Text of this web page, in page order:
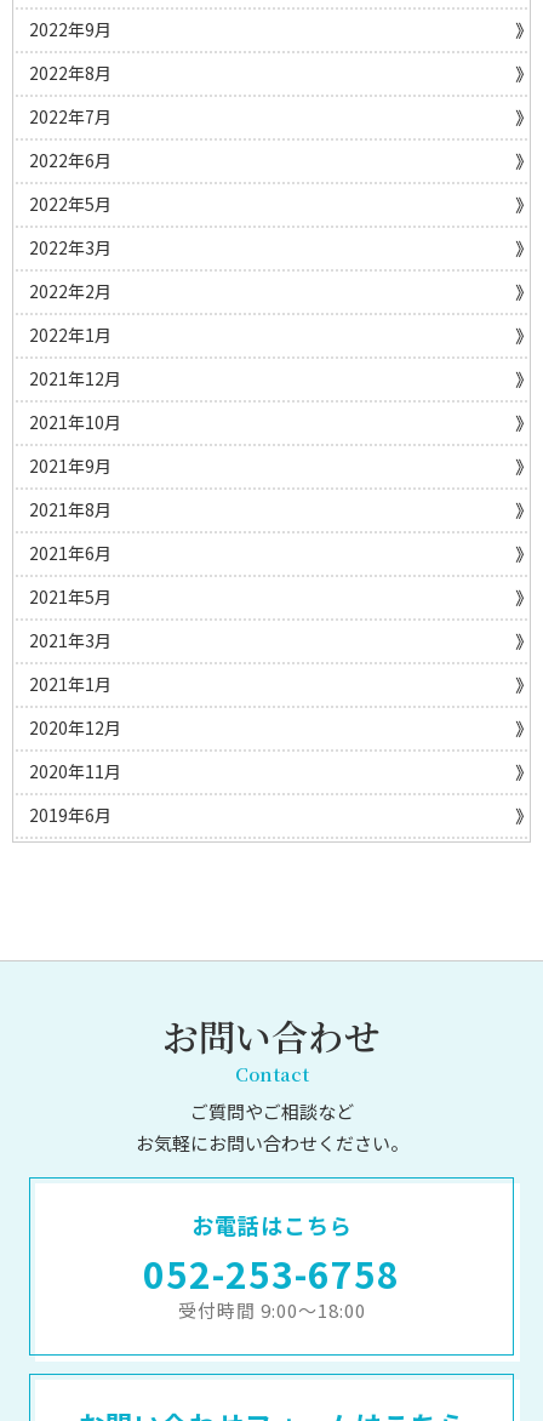
2022年9月
2022年8月
2022年7月
2022年6月
2022年5月
2022年3月
2022年2月
2022年1月
2021年12月
2021年10月
2021年9月
2021年8月
2021年6月
2021年5月
2021年3月
2021年1月
2020年12月
2020年11月
2019年6月
お問い合わせ
Contact
ご質問やご相談など
お気軽にお問い合わせください。
お電話はこちら
052-253-6758
受付時間 9:00～18:00